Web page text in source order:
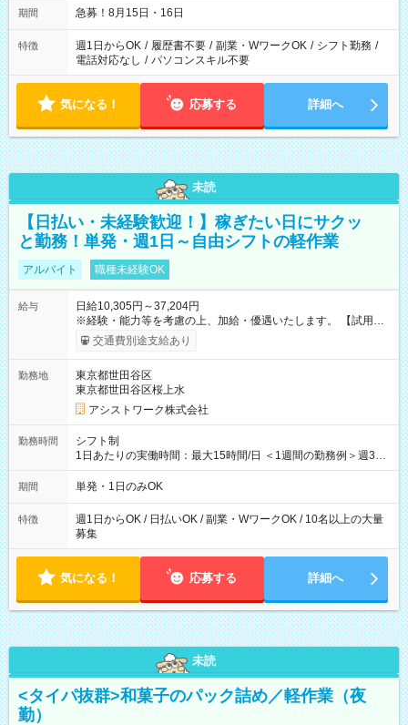
期間 急募！8月15日・16日
特徴 週1日からOK / 履歴書不要 / 副業・WワークOK / シフト勤務 /
電話対応なし / パソコンスキル不要
気になる！ 応募する 詳細へ
未読
【日払い・未経験歓迎！】稼ぎたい日にサクッ
と勤務！単発・週1日～自由シフトの軽作業
アルバイト 職種未経験OK
給与
日給10,305円～37,204円
※経験・能力等を考慮の上、加給・優遇いたします。 【試用期
間】試用期間なし
交通費別途支給あり
勤務地
東京都世田谷区
東京都世田谷区桜上水
アシストワーク株式会社
勤務時間
シフト制
1日あたりの実働時間：最大15時間/日 ＜1週間の勤務例＞週3回
勤務 勤務：月・水・金 休み：火・木・土・日 好きな時にお仕事
可能です！ ※1日あたりの最大実働時間は日勤、夜勤共に勤務し
期間 単発・1日のみOK
特徴
週1日からOK / 日払いOK / 副業・WワークOK / 10名以上の大量
募集
気になる！ 応募する 詳細へ
未読
<タイパ抜群>和菓子のパック詰め／軽作業（夜
勤）